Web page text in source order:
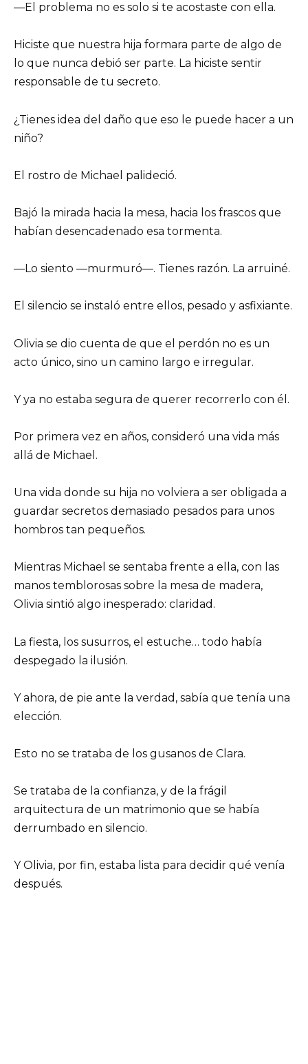
—El problema no es solo si te acostaste con ella.
Hiciste que nuestra hija formara parte de algo de
lo que nunca debió ser parte. La hiciste sentir
responsable de tu secreto.
¿Tienes idea del daño que eso le puede hacer a un
niño?
El rostro de Michael palideció.
Bajó la mirada hacia la mesa, hacia los frascos que
habían desencadenado esa tormenta.
—Lo siento —murmuró—. Tienes razón. La arruiné.
El silencio se instaló entre ellos, pesado y asfixiante.
Olivia se dio cuenta de que el perdón no es un
acto único, sino un camino largo e irregular.
Y ya no estaba segura de querer recorrerlo con él.
Por primera vez en años, consideró una vida más
allá de Michael.
Una vida donde su hija no volviera a ser obligada a
guardar secretos demasiado pesados para unos
hombros tan pequeños.
Mientras Michael se sentaba frente a ella, con las
manos temblorosas sobre la mesa de madera,
Olivia sintió algo inesperado: claridad.
La fiesta, los susurros, el estuche… todo había
despegado la ilusión.
Y ahora, de pie ante la verdad, sabía que tenía una
elección.
Esto no se trataba de los gusanos de Clara.
Se trataba de la confianza, y de la frágil
arquitectura de un matrimonio que se había
derrumbado en silencio.
Y Olivia, por fin, estaba lista para decidir qué venía
después.